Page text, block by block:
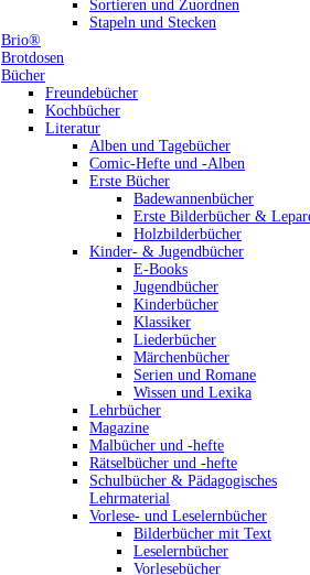
Sortieren und Zuordnen
Stapeln und Stecken
Brio®
Brotdosen
Bücher
Freundebücher
Kochbücher
Literatur
Alben und Tagebücher
Comic-Hefte und -Alben
Erste Bücher
Badewannenbücher
Erste Bilderbücher &
Holzbilderbücher
Kinder- & Jugendbücher
E-Books
Jugendbücher
Kinderbücher
Klassiker
Liederbücher
Märchenbücher
Serien und Romane
Wissen und Lexika
Lehrbücher
Magazine
Malbücher und -hefte
Rätselbücher und -hefte
Schulbücher & Pädagogisches
Lehrmaterial
Vorlese- und Leselernbücher
Bilderbücher mit Text
Leselernbücher
Vorlesebücher